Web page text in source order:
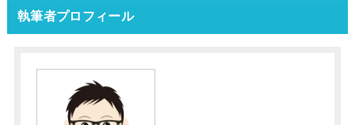
執筆者プロフィール